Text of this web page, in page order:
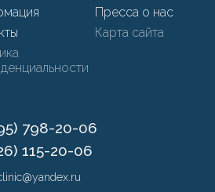
Пресса о нас
Карта сайта
798-20-06
115-20-06